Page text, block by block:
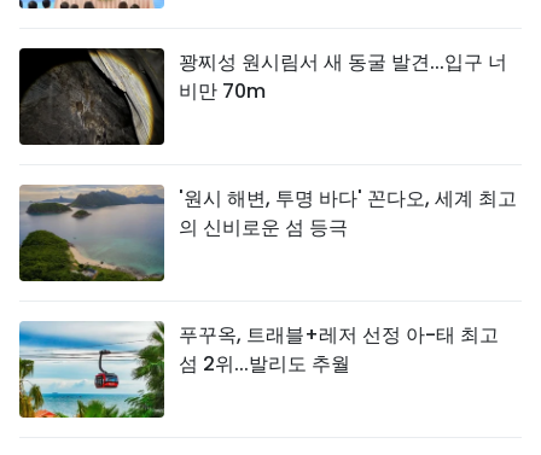
꽝찌성 원시림서 새 동굴 발견...입구 너
비만 70m
'원시 해변, 투명 바다' 꼰다오, 세계 최고
의 신비로운 섬 등극
푸꾸옥, 트래블+레저 선정 아-태 최고
섬 2위...발리도 추월